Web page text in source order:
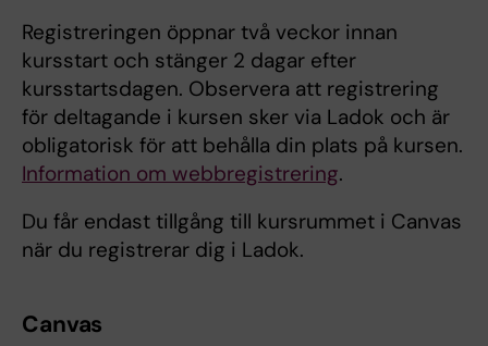
Registreringen öppnar två veckor innan
kursstart och stänger 2 dagar efter
kursstartsdagen. Observera att registrering
för deltagande i kursen sker via Ladok och är
obligatorisk för att behålla din plats på kursen.
Information om webbregistrering.
Du får endast tillgång till kursrummet i Canvas
när du registrerar dig i Ladok.
Canvas